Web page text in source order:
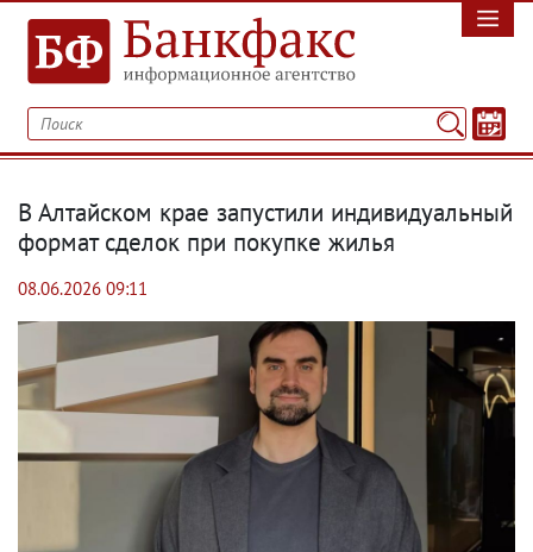
В Алтайском крае запустили индивидуальный
формат сделок при покупке жилья
08.06.2026 09:11